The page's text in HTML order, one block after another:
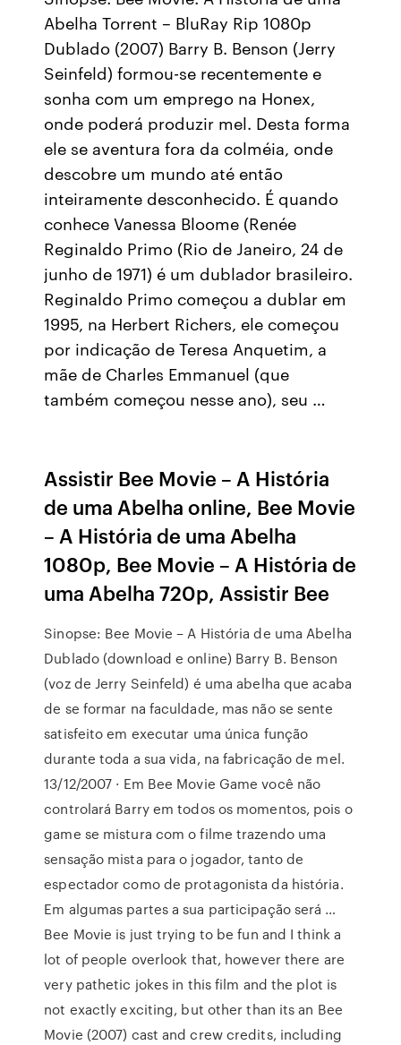
Abelha Torrent – BluRay Rip 1080p
Dublado (2007) Barry B. Benson (Jerry
Seinfeld) formou-se recentemente e
sonha com um emprego na Honex,
onde poderá produzir mel. Desta forma
ele se aventura fora da colméia, onde
descobre um mundo até então
inteiramente desconhecido. É quando
conhece Vanessa Bloome (Renée
Reginaldo Primo (Rio de Janeiro, 24 de
junho de 1971) é um dublador brasileiro.
Reginaldo Primo começou a dublar em
1995, na Herbert Richers, ele começou
por indicação de Teresa Anquetim, a
mãe de Charles Emmanuel (que
também começou nesse ano), seu …
Assistir Bee Movie – A História
de uma Abelha online, Bee Movie
– A História de uma Abelha
1080p, Bee Movie – A História de
uma Abelha 720p, Assistir Bee
Sinopse: Bee Movie – A História de uma Abelha
Dublado (download e online) Barry B. Benson
(voz de Jerry Seinfeld) é uma abelha que acaba
de se formar na faculdade, mas não se sente
satisfeito em executar uma única função
durante toda a sua vida, na fabricação de mel.
13/12/2007 · Em Bee Movie Game você não
controlará Barry em todos os momentos, pois o
game se mistura com o filme trazendo uma
sensação mista para o jogador, tanto de
espectador como de protagonista da história.
Em algumas partes a sua participação será …
Bee Movie is just trying to be fun and I think a
lot of people overlook that, however there are
very pathetic jokes in this film and the plot is
not exactly exciting, but other than its an Bee
Movie (2007) cast and crew credits, including